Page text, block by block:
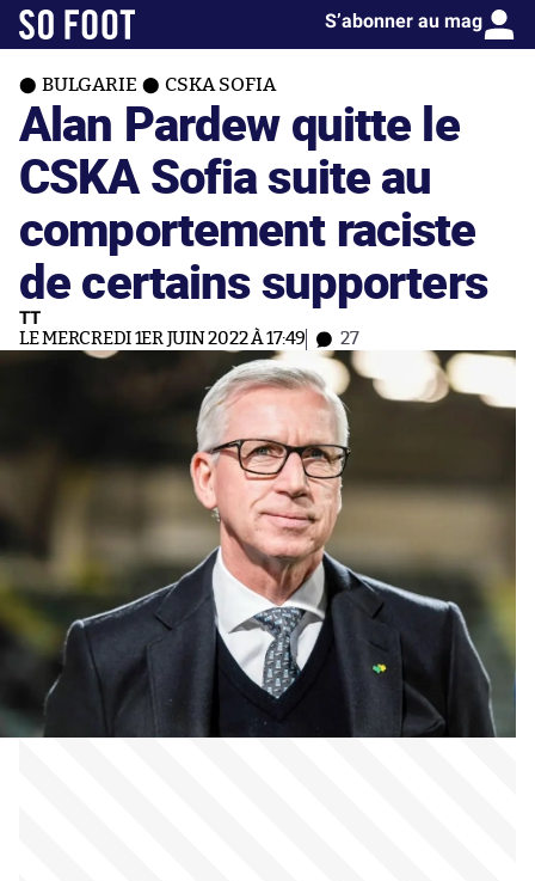
S’abonner au mag
BULGARIE CSKA SOFIA
Alan Pardew quitte le
CSKA Sofia suite au
comportement raciste
de certains supporters
TT
LE MERCREDI 1ER JUIN 2022 À 17:49 27